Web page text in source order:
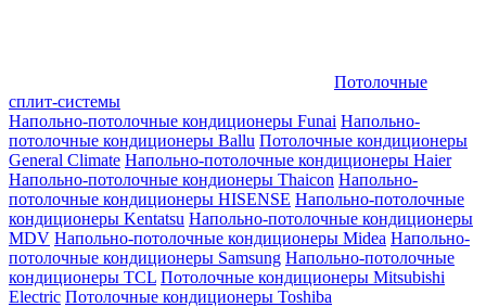
Потолочные
сплит-системы
Напольно-потолочные кондиционеры Funai Напольно-
потолочные кондиционеры Ballu Потолочные кондиционеры
General Climate Напольно-потолочные кондиционеры Haier
Напольно-потолочные кондионеры Thaicon Напольно-
потолочные кондиционеры HISENSE Напольно-потолочные
кондиционеры Kentatsu Напольно-потолочные кондиционеры
MDV Напольно-потолочные кондиционеры Midea Напольно-
потолочные кондиционеры Samsung Напольно-потолочные
кондиционеры TCL Потолочные кондиционеры Mitsubishi
Electric Потолочные кондиционеры Toshiba